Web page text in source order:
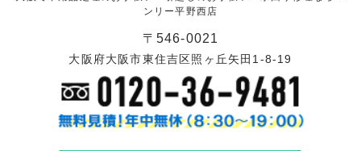
ンリー平野西店
〒546-0021
大阪府大阪市東住吉区照ヶ丘矢田1-8-19